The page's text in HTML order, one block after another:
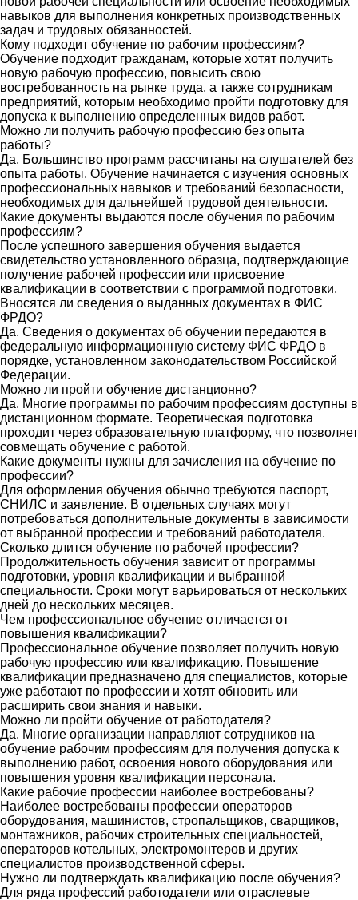
навыков для выполнения конкретных производственных
задач и трудовых обязанностей.
Кому подходит обучение по рабочим профессиям?
Обучение подходит гражданам, которые хотят получить
новую рабочую профессию, повысить свою
востребованность на рынке труда, а также сотрудникам
предприятий, которым необходимо пройти подготовку для
допуска к выполнению определенных видов работ.
Можно ли получить рабочую профессию без опыта
работы?
Да. Большинство программ рассчитаны на слушателей без
опыта работы. Обучение начинается с изучения основных
профессиональных навыков и требований безопасности,
необходимых для дальнейшей трудовой деятельности.
Какие документы выдаются после обучения по рабочим
профессиям?
После успешного завершения обучения выдается
свидетельство установленного образца, подтверждающие
получение рабочей профессии или присвоение
квалификации в соответствии с программой подготовки.
Вносятся ли сведения о выданных документах в ФИС
ФРДО?
Да. Сведения о документах об обучении передаются в
федеральную информационную систему ФИС ФРДО в
порядке, установленном законодательством Российской
Федерации.
Можно ли пройти обучение дистанционно?
Да. Многие программы по рабочим профессиям доступны в
дистанционном формате. Теоретическая подготовка
проходит через образовательную платформу, что позволяет
совмещать обучение с работой.
Какие документы нужны для зачисления на обучение по
профессии?
Для оформления обучения обычно требуются паспорт,
СНИЛС и заявление. В отдельных случаях могут
потребоваться дополнительные документы в зависимости
от выбранной профессии и требований работодателя.
Сколько длится обучение по рабочей профессии?
Продолжительность обучения зависит от программы
подготовки, уровня квалификации и выбранной
специальности. Сроки могут варьироваться от нескольких
дней до нескольких месяцев.
Чем профессиональное обучение отличается от
повышения квалификации?
Профессиональное обучение позволяет получить новую
рабочую профессию или квалификацию. Повышение
квалификации предназначено для специалистов, которые
уже работают по профессии и хотят обновить или
расширить свои знания и навыки.
Можно ли пройти обучение от работодателя?
Да. Многие организации направляют сотрудников на
обучение рабочим профессиям для получения допуска к
выполнению работ, освоения нового оборудования или
повышения уровня квалификации персонала.
Какие рабочие профессии наиболее востребованы?
Наиболее востребованы профессии операторов
оборудования, машинистов, стропальщиков, сварщиков,
монтажников, рабочих строительных специальностей,
операторов котельных, электромонтеров и других
специалистов производственной сферы.
Нужно ли подтверждать квалификацию после обучения?
Для ряда профессий работодатели или отраслевые